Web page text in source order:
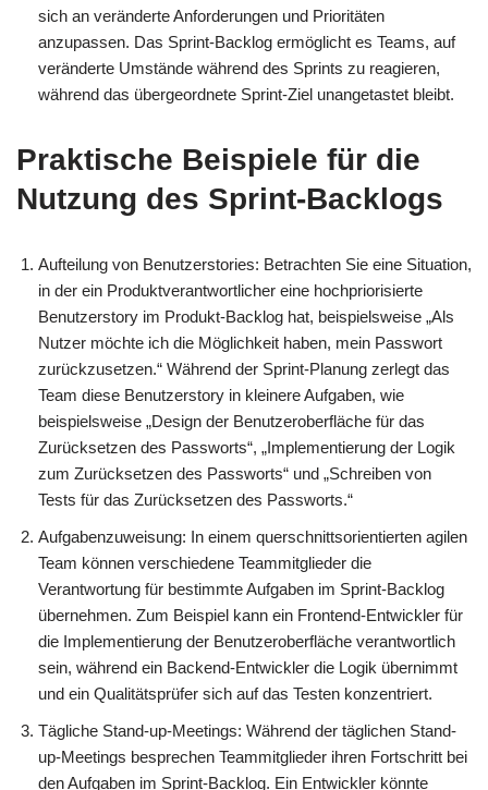
sich an veränderte Anforderungen und Prioritäten
anzupassen. Das Sprint-Backlog ermöglicht es Teams, auf
veränderte Umstände während des Sprints zu reagieren,
während das übergeordnete Sprint-Ziel unangetastet bleibt.
Praktische Beispiele für die
Nutzung des Sprint-Backlogs
Aufteilung von Benutzerstories: Betrachten Sie eine Situation,
in der ein Produktverantwortlicher eine hochpriorisierte
Benutzerstory im Produkt-Backlog hat, beispielsweise „Als
Nutzer möchte ich die Möglichkeit haben, mein Passwort
zurückzusetzen.“ Während der Sprint-Planung zerlegt das
Team diese Benutzerstory in kleinere Aufgaben, wie
beispielsweise „Design der Benutzeroberfläche für das
Zurücksetzen des Passworts“, „Implementierung der Logik
zum Zurücksetzen des Passworts“ und „Schreiben von
Tests für das Zurücksetzen des Passworts.“
Aufgabenzuweisung: In einem querschnittsorientierten agilen
Team können verschiedene Teammitglieder die
Verantwortung für bestimmte Aufgaben im Sprint-Backlog
übernehmen. Zum Beispiel kann ein Frontend-Entwickler für
die Implementierung der Benutzeroberfläche verantwortlich
sein, während ein Backend-Entwickler die Logik übernimmt
und ein Qualitätsprüfer sich auf das Testen konzentriert.
Tägliche Stand-up-Meetings: Während der täglichen Stand-
up-Meetings besprechen Teammitglieder ihren Fortschritt bei
den Aufgaben im Sprint-Backlog. Ein Entwickler könnte